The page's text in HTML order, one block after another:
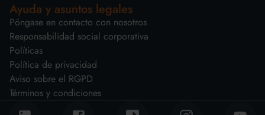
Ayuda y asuntos legales
Póngase en contacto con nosotros
Responsabilidad social corporativa
Políticas
Política de privacidad
Aviso sobre el RGPD
Términos y condiciones